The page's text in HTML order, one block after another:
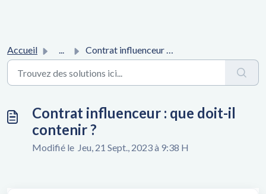
Accueil ... Contrat influenceur : que doit-il contenir ?
Contrat influenceur : que doit-il
contenir ?
Modifié le Jeu, 21 Sept., 2023 à 9:38 H